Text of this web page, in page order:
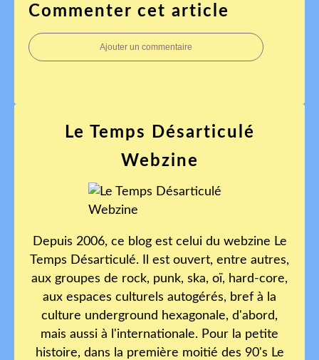
Commenter cet article
Ajouter un commentaire
Le Temps Désarticulé
Webzine
Depuis 2006, ce blog est celui du webzine Le
Temps Désarticulé. Il est ouvert, entre autres,
aux groupes de rock, punk, ska, oï, hard-core,
aux espaces culturels autogérés, bref à la
culture underground hexagonale, d'abord,
mais aussi à l'internationale. Pour la petite
histoire, dans la première moitié des 90's Le